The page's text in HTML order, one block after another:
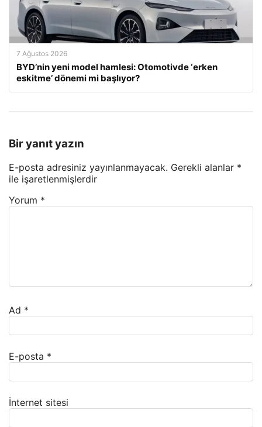
7 Ağustos 2026
BYD’nin yeni model hamlesi: Otomotivde ‘erken
eskitme’ dönemi mi başlıyor?
Bir yanıt yazın
E-posta adresiniz yayınlanmayacak. Gerekli alanlar *
ile işaretlenmişlerdir
Yorum *
Ad *
E-posta *
İnternet sitesi